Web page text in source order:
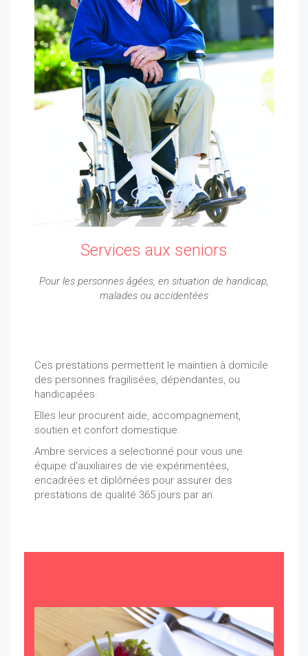
Services aux seniors
Pour les personnes âgées, en situation de handicap,
malades ou accidentées
Ces prestations permettent le maintien à domicile
des personnes fragilisées, dépendantes, ou
handicapées.
Elles leur procurent aide, accompagnement,
soutien et confort domestique.
Ambre services a selectionné pour vous une
équipe d'auxiliaires de vie expérimentées,
encadrées et diplômées pour assurer des
prestations de qualité 365 jours par an.